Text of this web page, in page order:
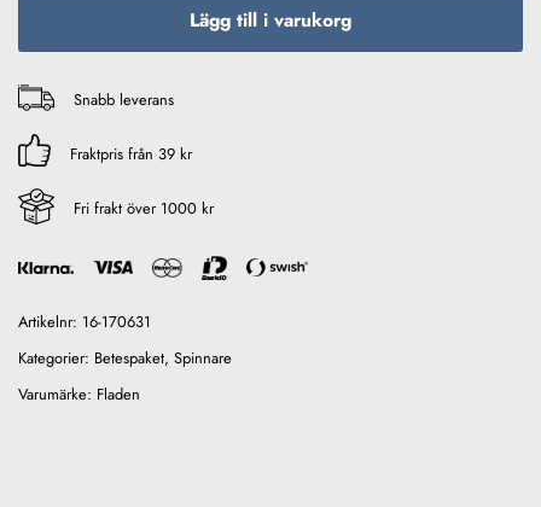
Lägg till i varukorg
Snabb leverans
Fraktpris från 39 kr
Fri frakt över 1000 kr
Artikelnr: 16-170631
Kategorier: Betespaket, Spinnare
Varumärke: Fladen